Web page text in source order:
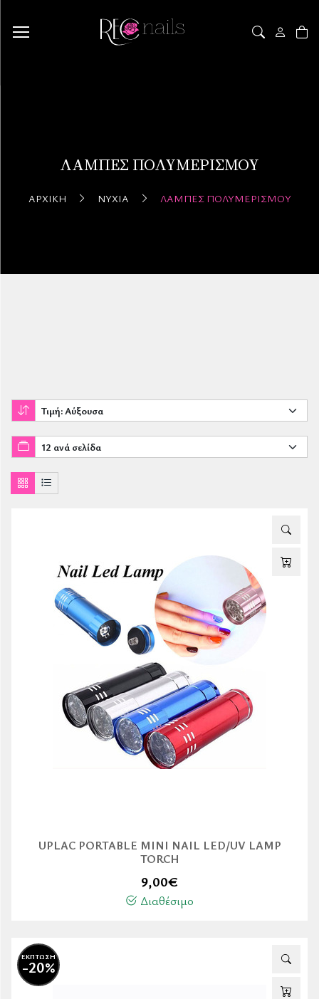
ΛΆΜΠΕΣ ΠΟΛΥΜΕΡΙΣΜΟΎ
ΑΡΧΙΚΉ ΝΎΧΙΑ ΛΆΜΠΕΣ ΠΟΛΥΜΕΡΙΣΜΟΎ
UPLAC PORTABLE MINI NAIL LED/UV LAMP
TORCH
9,00€
Διαθέσιμο
ΕΚΠΤΩΣΗ
-20%